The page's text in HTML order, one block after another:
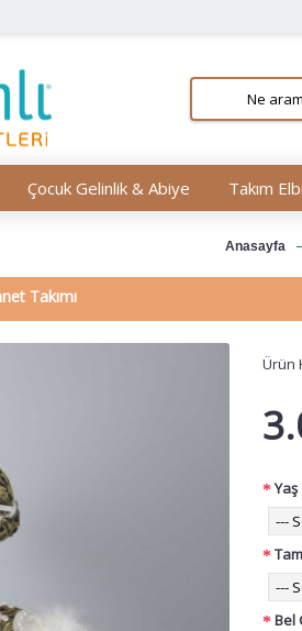
Çocuk Gelinlik & Abiye Takım
Anasayfa
Takımı
Ürün
Yaş
Bel